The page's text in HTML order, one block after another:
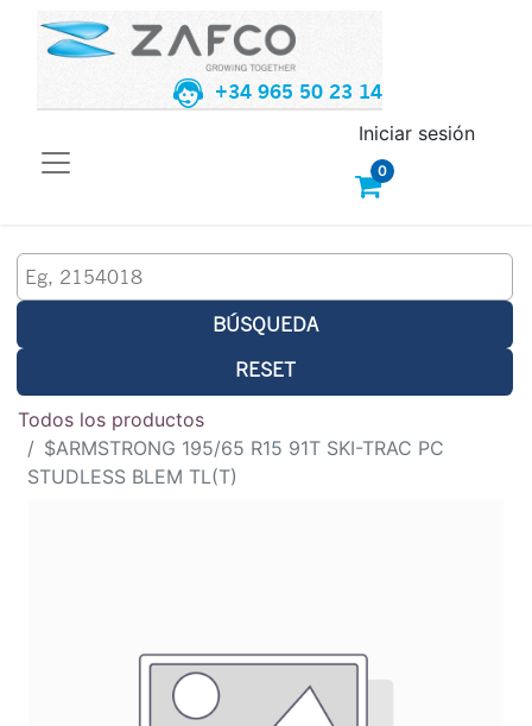
+34 965 50 23 14
0
Iniciar sesión
BÚSQUEDA
RESET
Todos los productos
$ARMSTRONG 195/65 R15 91T SKI-TRAC PC
STUDLESS BLEM TL(T)